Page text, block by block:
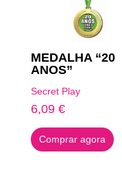
MEDALHA “20
ANOS”
Secret Play
6,09 €
Comprar agora